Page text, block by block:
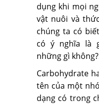
dụng khi mọi
vật nuôi và
chúng ta có
có ý nghĩa là
những gì
Carbohydrate
tên của một
dạng có trong